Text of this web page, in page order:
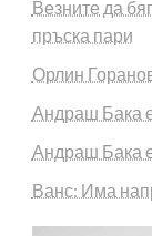
Везните да
пръска пари
Орлин
Андраш Бака
Андраш Бака
Ванс: Има